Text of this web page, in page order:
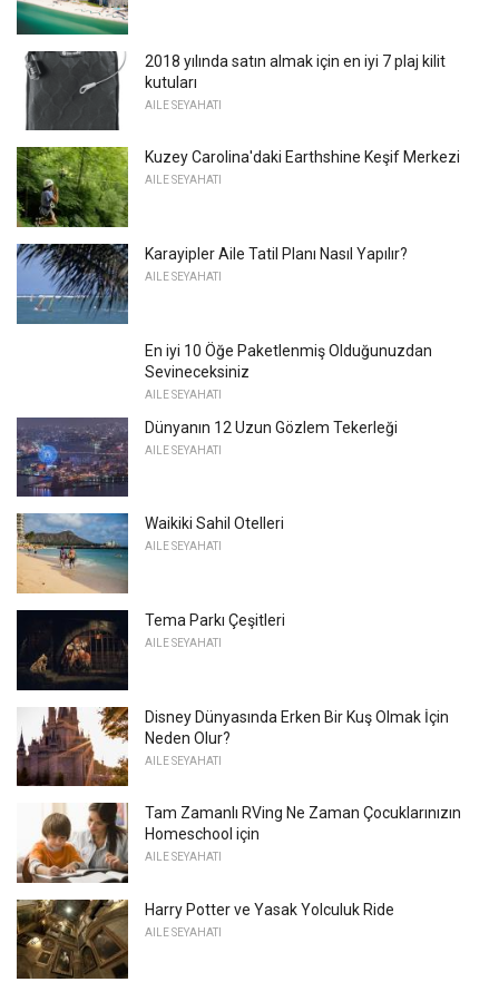
2018 yılında satın almak için en iyi 7 plaj kilit
kutuları
AILE SEYAHATI
Kuzey Carolina'daki Earthshine Keşif Merkezi
AILE SEYAHATI
Karayipler Aile Tatil Planı Nasıl Yapılır?
AILE SEYAHATI
En iyi 10 Öğe Paketlenmiş Olduğunuzdan
Sevineceksiniz
AILE SEYAHATI
Dünyanın 12 Uzun Gözlem Tekerleği
AILE SEYAHATI
Waikiki Sahil Otelleri
AILE SEYAHATI
Tema Parkı Çeşitleri
AILE SEYAHATI
Disney Dünyasında Erken Bir Kuş Olmak İçin
Neden Olur?
AILE SEYAHATI
Tam Zamanlı RVing Ne Zaman Çocuklarınızın
Homeschool için
AILE SEYAHATI
Harry Potter ve Yasak Yolculuk Ride
AILE SEYAHATI